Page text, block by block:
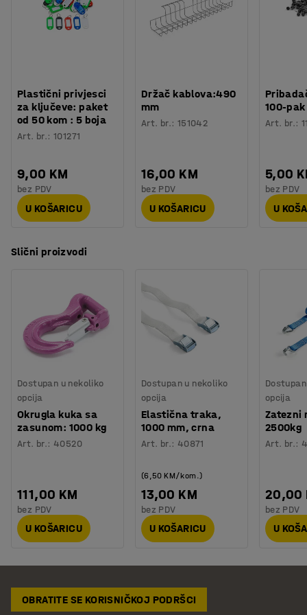
Plastični privjesci
za ključeve: paket
od 50 kom : 5 boja
Art. br.:101271
9,00 KM
bez PDV
U KOŠARICU
Držač kablova:490
mm
Art. br.: 151042
16,00 KM
bez PDV
U KOŠARICU
100-pak
Art. br.:
5,00
bez PDV
U
Slični proizvodi
Dostupan u nekoliko
opcija
Okrugla kuka sa
zasunom: 1000 kg
Art. br.: 40520
111,00 KM
bez PDV
U KOŠARICU
Dostupan u nekoliko
opcija
Elastična traka,
1000 mm, crna
Art. br.: 40871
13,00 KM
(6,50 KM/kom.)
bez PDV
U KOŠARICU
opcija
Zatezni
2500kg
Art. br.:
20,00
bez PDV
U
OBRATITE SE KORISNIČKOJ PODRŠCI